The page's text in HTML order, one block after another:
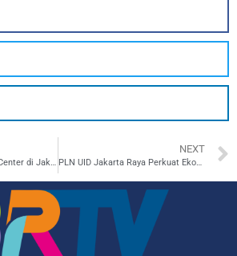
PLN Hadirkan SPKLU Center di Jakarta Selatan! Isi Daya Kendaraan Listrik Makin Cepat
NEXT
PLN UID Jakarta Raya Perkuat Ekosistem Kendaraan Listrik Lewat Kolaborasi Pengembangan SPKLU Center